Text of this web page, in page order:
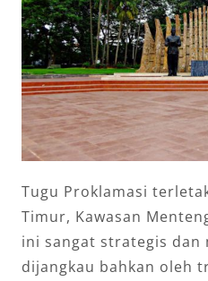
Tugu Proklamasi
Timur, Kawasan
ini sangat strategis dan
dijangkau bahkan oleh